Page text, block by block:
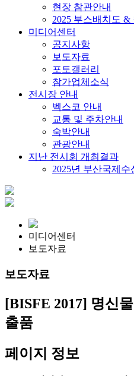
현장 참관안내
2025 부스배치도 &
미디어센터
공지사항
보도자료
포토갤러리
참가업체소식
전시장 안내
벡스코 안내
교통 및 주차안내
숙박안내
관광안내
지난 전시회 개최결과
2025년 부산국제
미디어센터
보도자료
보도자료
[BISFE 2017] 명신
출품
페이지 정보